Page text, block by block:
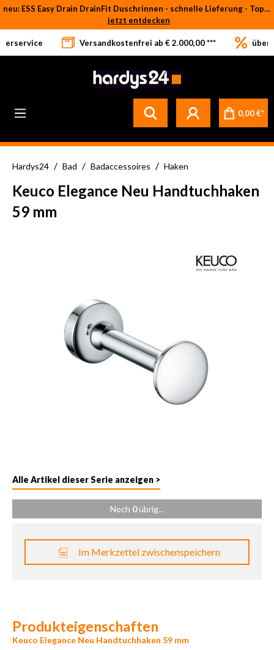
Zum Hauptinhalt springen
neu: ESS Easy Drain DrainFit Duschrinnen - schnelle Lieferung - Top-Preise
jetzt entdecken
Betrifft ausschließlich bei Bestellware-Fliesen: aufgrund der Werksferien in Italien und Spanien kommt es zu Verzögerungen bei der Verladung. Sämtliche Lagerware (sofort verfügbar) sowie alle anderen Produktgruppen versenden wir weiterhin regulär
Versandkostenfrei ab € 2.000,00 *** über
0,00 €*
Hardys24 / Bad / Badaccessoires / Haken
Keuco Elegance Neu Handtuchhaken
59 mm
Alle Artikel dieser Serie anzeigen >
Noch 0übrig...
Im Merkzettel zwischenspeichern
Produkteigenschaften
Keuco Elegance Neu Handtuchhaken 59 mm